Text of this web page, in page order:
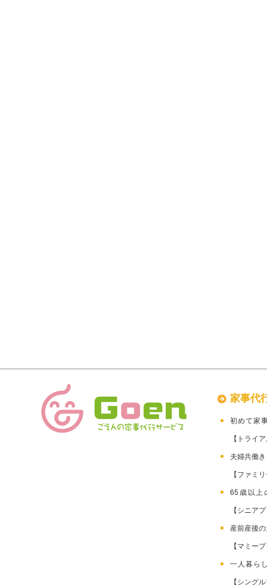
家事代
初めて家
【トライ
夫婦共働
【ファミ
65歳以
【シニア
産前産
【マミー
一人暮
【シング